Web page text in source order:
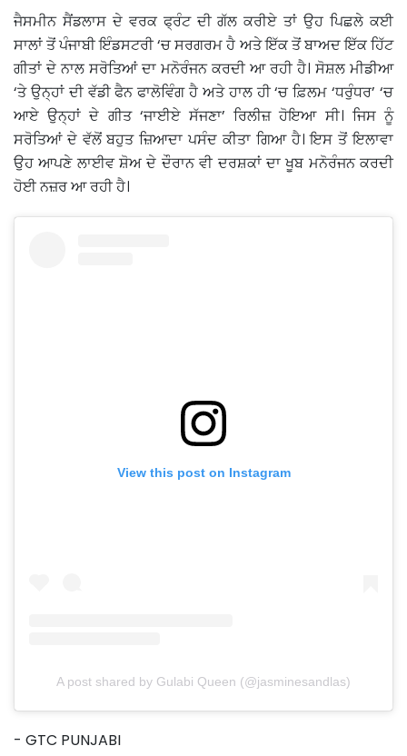
ਜੈਸਮੀਨ ਸੈਂਡਲਾਸ ਦੇ ਵਰਕ ਫ੍ਰੰਟ ਦੀ ਗੱਲ ਕਰੀਏ ਤਾਂ ਉਹ ਪਿਛਲੇ ਕਈ
ਸਾਲਾਂ ਤੋਂ ਪੰਜਾਬੀ ਇੰਡਸਟਰੀ ‘ਚ ਸਰਗਰਮ ਹੈ ਅਤੇ ਇੱਕ ਤੋਂ ਬਾਅਦ ਇੱਕ ਹਿੱਟ
ਗੀਤਾਂ ਦੇ ਨਾਲ ਸਰੋਤਿਆਂ ਦਾ ਮਨੋਰੰਜਨ ਕਰਦੀ ਆ ਰਹੀ ਹੈ। ਸੋਸ਼ਲ ਮੀਡੀਆ
‘ਤੇ ਉਨ੍ਹਾਂ ਦੀ ਵੱਡੀ ਫੈਨ ਫਾਲੋਵਿੰਗ ਹੈ ਅਤੇ ਹਾਲ ਹੀ ‘ਚ ਫ਼ਿਲਮ ‘ਧਰੁੰਧਰ’ ‘ਚ
ਆਏ ਉਨ੍ਹਾਂ ਦੇ ਗੀਤ ‘ਜਾਈਏ ਸੱਜਣਾ’ ਰਿਲੀਜ਼ ਹੋਇਆ ਸੀ। ਜਿਸ ਨੂੰ
ਸਰੋਤਿਆਂ ਦੇ ਵੱਲੋਂ ਬਹੁਤ ਜ਼ਿਆਦਾ ਪਸੰਦ ਕੀਤਾ ਗਿਆ ਹੈ। ਇਸ ਤੋਂ ਇਲਾਵਾ
ਉਹ ਆਪਣੇ ਲਾਈਵ ਸ਼ੋਅ ਦੇ ਦੌਰਾਨ ਵੀ ਦਰਸ਼ਕਾਂ ਦਾ ਖੂਬ ਮਨੋਰੰਜਨ ਕਰਦੀ
ਹੋਈ ਨਜ਼ਰ ਆ ਰਹੀ ਹੈ।
View this post on Instagram
A post shared by Gulabi Queen (@jasminesandlas)
- GTC PUNJABI